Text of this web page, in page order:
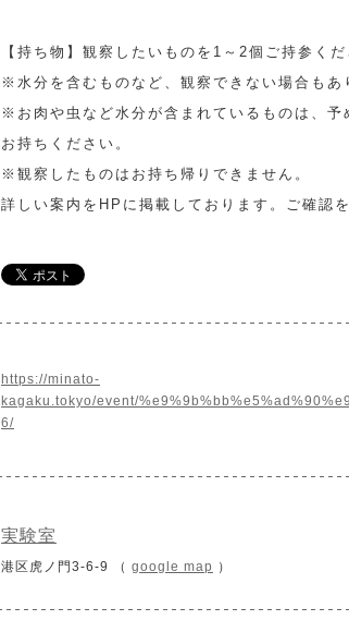
【持ち物】観察したいものを1～2個ご持参くだ
※水分を含むものなど、観察できない場合もあ
※お肉や虫など水分が含まれているものは、予
お持ちください。
※観察したものはお持ち帰りできません。
詳しい案内をHPに掲載しております。ご確認
https://minato-
kagaku.tokyo/event/
6/
実験室
港区虎ノ門3-6-9 （ google map ）